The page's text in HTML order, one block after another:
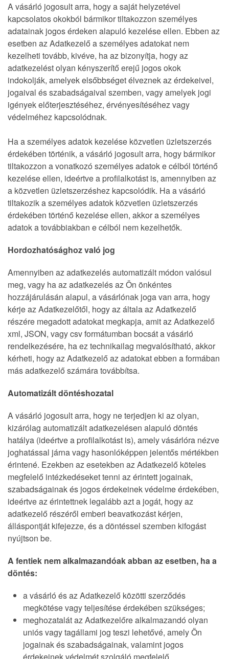
A vásárló jogosult arra, hogy a saját helyzetével
kapcsolatos okokból bármikor tiltakozzon személyes
adatainak jogos érdeken alapuló kezelése ellen. Ebben az
esetben az Adatkezelő a személyes adatokat nem
kezelheti tovább, kivéve, ha az bizonyítja, hogy az
adatkezelést olyan kényszerítő erejű jogos okok
indokolják, amelyek elsőbbséget élveznek az érdekeivel,
jogaival és szabadságaival szemben, vagy amelyek jogi
igények előterjesztéséhez, érvényesítéséhez vagy
védelméhez kapcsolódnak.
Ha a személyes adatok kezelése közvetlen üzletszerzés
érdekében történik, a vásárló jogosult arra, hogy bármikor
tiltakozzon a vonatkozó személyes adatok e célból történő
kezelése ellen, ideértve a profilalkotást is, amennyiben az
a közvetlen üzletszerzéshez kapcsolódik. Ha a vásárló
tiltakozik a személyes adatok közvetlen üzletszerzés
érdekében történő kezelése ellen, akkor a személyes
adatok a továbbiakban e célból nem kezelhetők.
Hordozhatósághoz való jog
Amennyiben az adatkezelés automatizált módon valósul
meg, vagy ha az adatkezelés az Ön önkéntes
hozzájárulásán alapul, a vásárlónak joga van arra, hogy
kérje az Adatkezelőtől, hogy az általa az Adatkezelő
részére megadott adatokat megkapja, amit az Adatkezelő
xml, JSON, vagy csv formátumban bocsát a vásárló
rendelkezésére, ha ez technikailag megvalósítható, akkor
kérheti, hogy az Adatkezelő az adatokat ebben a formában
más adatkezelő számára továbbítsa.
Automatizált döntéshozatal
A vásárló jogosult arra, hogy ne terjedjen ki az olyan,
kizárólag automatizált adatkezelésen alapuló döntés
hatálya (ideértve a profilalkotást is), amely vásárlóra nézve
joghatással járna vagy hasonlóképpen jelentős mértékben
érintené. Ezekben az esetekben az Adatkezelő köteles
megfelelő intézkedéseket tenni az érintett jogainak,
szabadságainak és jogos érdekeinek védelme érdekében,
ideértve az érintettnek legalább azt a jogát, hogy az
adatkezelő részéről emberi beavatkozást kérjen,
álláspontját kifejezze, és a döntéssel szemben kifogást
nyújtson be.
A fentiek nem alkalmazandóak abban az esetben, ha a
döntés:
a vásárló és az Adatkezelő közötti szerződés
megkötése vagy teljesítése érdekében szükséges;
meghozatalát az Adatkezelőre alkalmazandó olyan
uniós vagy tagállami jog teszi lehetővé, amely Ön
jogainak és szabadságainak, valamint jogos